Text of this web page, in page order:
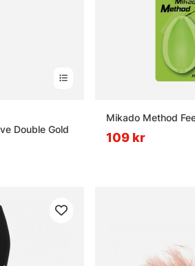
Double Gold
Mikado Method
109 kr